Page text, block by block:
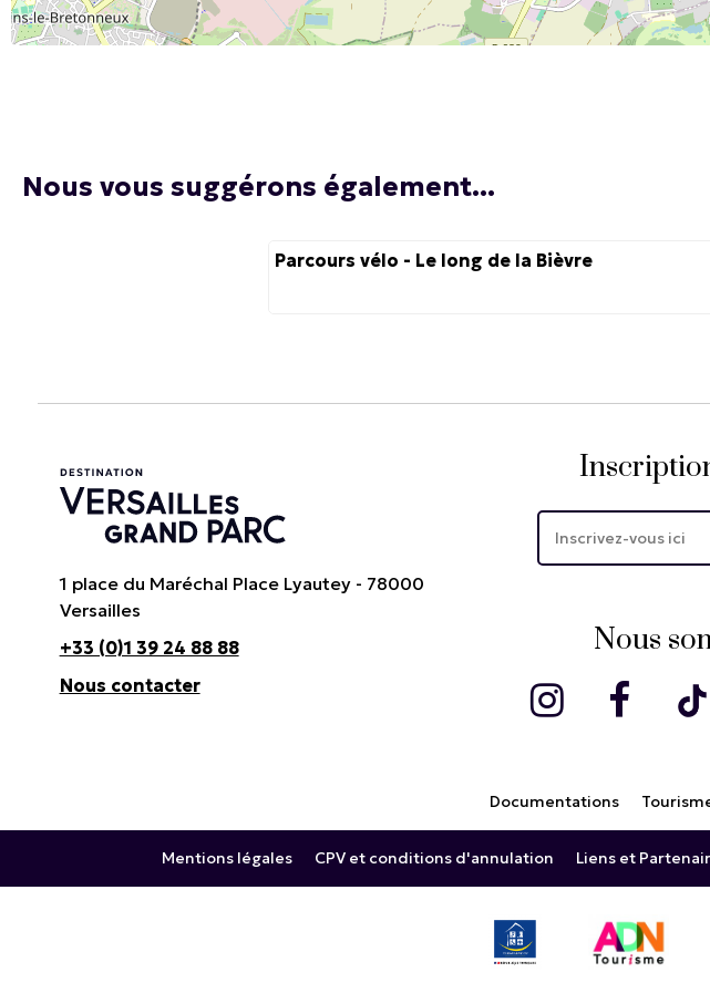
Nous vous suggérons également...
Parcours vélo - Le long de la Bièvre
1 place du Maréchal Place Lyautey - 78000
Versailles
+33 (0)1 39 24 88 88
Nous contacter
Nous
Documentations
Mentions légales CPV et conditions d'annulation Liens et